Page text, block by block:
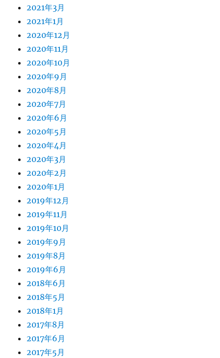
2021年3月
2021年1月
2020年12月
2020年11月
2020年10月
2020年9月
2020年8月
2020年7月
2020年6月
2020年5月
2020年4月
2020年3月
2020年2月
2020年1月
2019年12月
2019年11月
2019年10月
2019年9月
2019年8月
2019年6月
2018年6月
2018年5月
2018年1月
2017年8月
2017年6月
2017年5月